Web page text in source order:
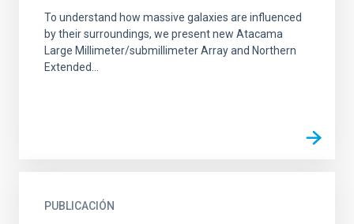
To understand how massive galaxies are influenced
by their surroundings, we present new Atacama
Large Millimeter/submillimeter Array and Northern
Extended...
PUBLICACIÓN